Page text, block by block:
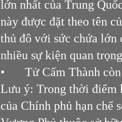
lớn nhất của Trung
này được đặt theo tên
thủ đô với sức chứa lớn
nhiều sự kiện quan
•
Tử Cấm Thành
Lưu ý: Trong thời điểm
của Chính phủ hạn chế